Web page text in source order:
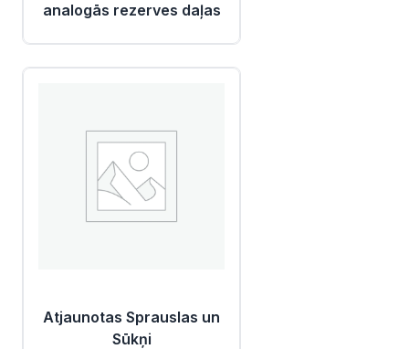
analogās rezerves daļas
Atjaunotas Sprauslas un
Sūkņi